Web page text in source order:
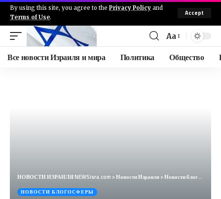
By using this site, you agree to the Privacy Policy and
Terms of Use.
Accept
Aa
Все новости Израиля и мира Политика Общество
НОВОСТИ ИЗРАИЛЯ NEWSisra.com >Новости Израиля>Новости блогосферы
НОВОСТИ БЛОГОСФЕРЫ